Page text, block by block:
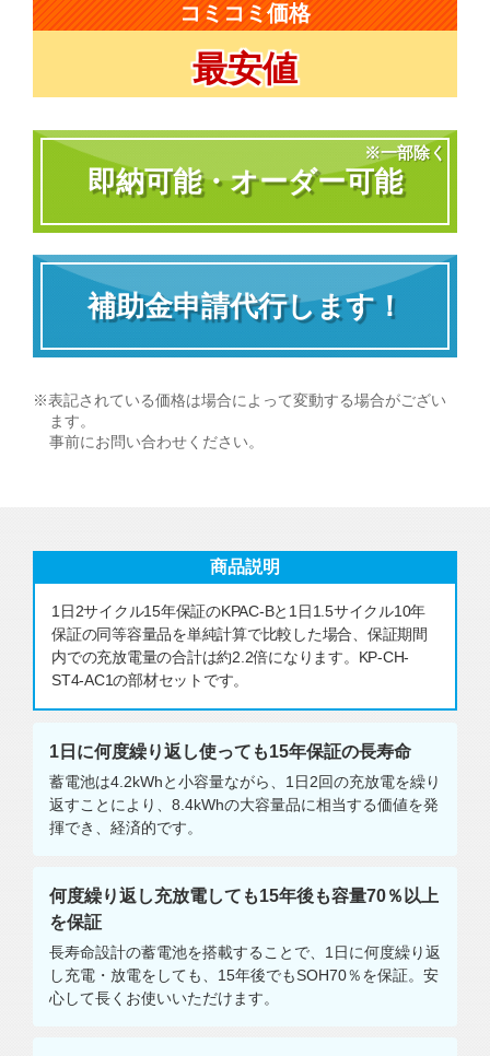
コミコミ価格
最安値
即納可能・オーダー可能
※一部除く
補助金申請代行します！
※表記されている価格は場合によって変動する場合がござい
ます。
事前にお問い合わせください。
商品説明
1日2サイクル15年保証のKPAC-Bと1日1.5サイクル10年
保証の同等容量品を単純計算で比較した場合、保証期間
内での充放電量の合計は約2.2倍になります。KP-CH-
ST4-AC1の部材セットです。
1日に何度繰り返し使っても15年保証の長寿命
蓄電池は4.2kWhと小容量ながら、1日2回の充放電を繰り
返すことにより、8.4kWhの大容量品に相当する価値を発
揮でき、経済的です。
何度繰り返し充放電しても15年後も容量70％以上
を保証
長寿命設計の蓄電池を搭載することで、1日に何度繰り返
し充電・放電をしても、15年後でもSOH70％を保証。安
心して長くお使いいただけます。